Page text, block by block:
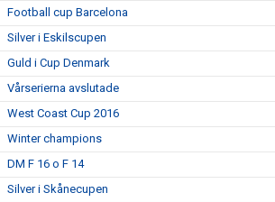
Football cup Barcelona
Silver i Eskilscupen
Guld i Cup Denmark
Vårserierna avslutade
West Coast Cup 2016
Winter champions
DM F 16 o F 14
Silver i Skånecupen